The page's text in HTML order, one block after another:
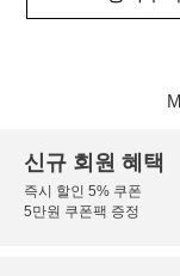
신규 회원 혜택
즉시 할인 5% 쿠폰
5만원 쿠폰팩 증정